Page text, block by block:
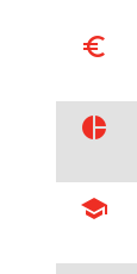
euro_symbol
pie_chart
school